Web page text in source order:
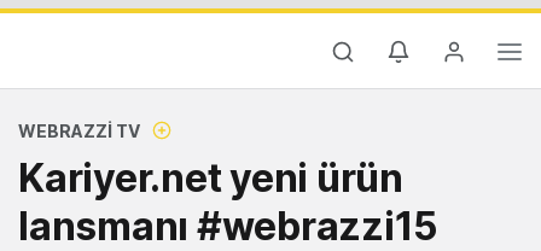
WEBRAZZI TV
Kariyer.net yeni ürün
lansmanı #webrazzi15